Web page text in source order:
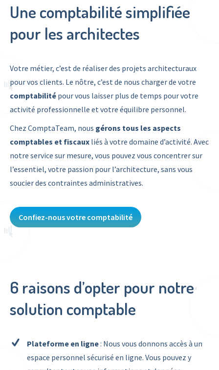
Une comptabilité simplifiée
pour les architectes
Votre métier, c’est de réaliser des projets architecturaux
pour vos clients. Le nôtre, c’est de nous charger de votre
comptabilité pour vous laisser plus de temps pour votre
activité professionnelle et votre équilibre personnel.
Chez ComptaTeam, nous gérons tous les aspects
comptables et fiscaux liés à votre domaine d’activité. Avec
notre service sur mesure, vous pouvez vous concentrer sur
l’essentiel, votre passion pour l’architecture, sans vous
soucier des contraintes administratives.
Confiez-nous votre comptabilité
6 raisons d’opter pour notre
solution comptable
Plateforme en ligne: Nous vous donnons accès à un
espace personnel sécurisé en ligne. Vous pouvez y